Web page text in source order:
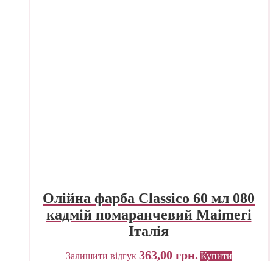
Олійна фарба Classico 60 мл 080
кадмій помаранчевий Maimeri
Італія
Залишити відгук 363,00 грн. Купити